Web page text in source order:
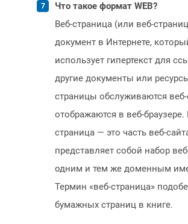
Что такое формат WEB?
Веб-страница (или веб-
документ в Интернете,
использует гипертекст для
другие документы или
страницы обслуживаются
отображаются в веб-браузере.
страница — это часть веб-
представляет собой набор
одним и тем же доменным
Термин «веб-страница»
бумажных страниц в книге.